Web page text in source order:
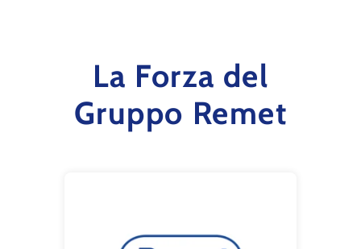
La Forza del
Gruppo Remet